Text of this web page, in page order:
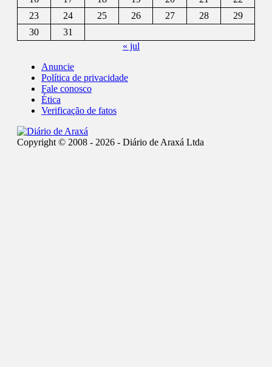
23
24 25 26 27 28
29
30
31
« jul
Anuncie
Política de privacidade
Fale conosco
Ética
Verificação de fatos
Copyright © 2008 - 2026 - Diário de Araxá Ltda